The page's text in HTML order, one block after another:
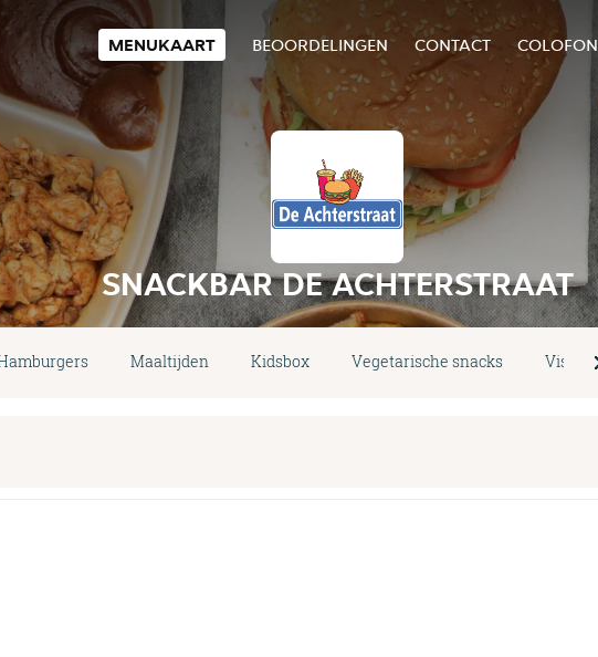
MENUKAART BEOORDELINGEN CONTACT COLOFON
SNACKBAR DE ACHTERSTRAAT
Maaltijden Kidsbox Vegetarische snacks Vis